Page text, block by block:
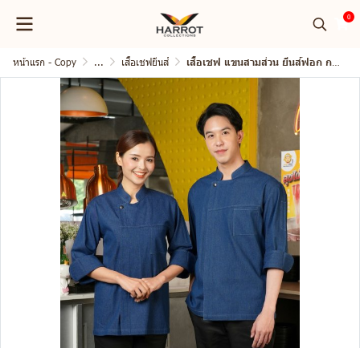
0
หน้าแรก - Copy ... เสื้อเชฟยีนส์ เสื้อเชฟ แขนสามส่วน ยีนส์ฟอก กระดุมแป๊ก